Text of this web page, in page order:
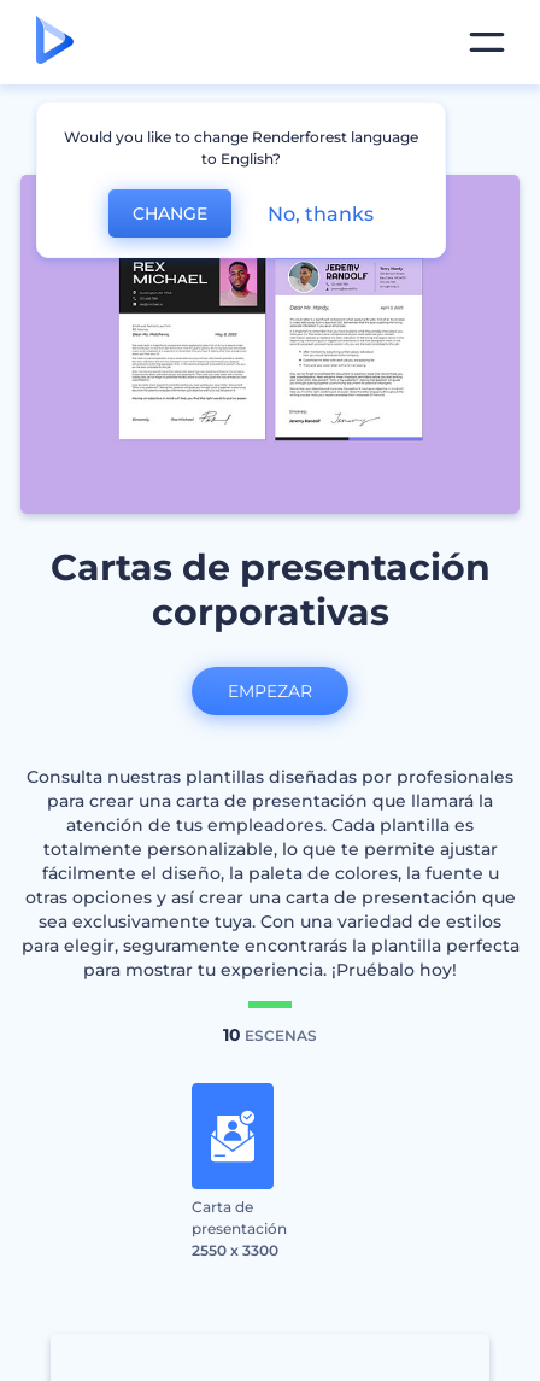
Cartas de presentación
corporativas
Consulta nuestras plantillas diseñadas por profesionales
para crear una carta de presentación que llamará la
atención de tus empleadores. Cada plantilla es
totalmente personalizable, lo que te permite ajustar
fácilmente el diseño, la paleta de colores, la fuente u
otras opciones y así crear una carta de presentación que
sea exclusivamente tuya. Con una variedad de estilos
para elegir, seguramente encontrarás la plantilla perfecta
para mostrar tu experiencia. ¡Pruébalo hoy!
10 ESCENAS
Carta de
presentación
2550 x 3300
EMPEZAR
Would you like to change Renderforest language
to English?
CHANGE No, thanks